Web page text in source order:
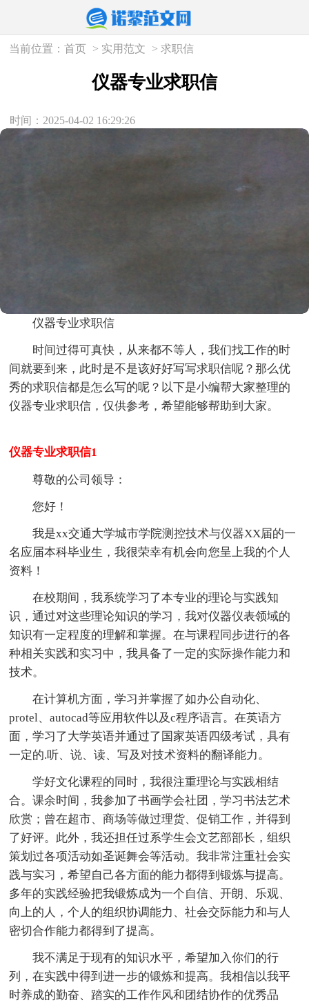
当前位置：首页 > 实用范文 >求职信
仪器专业求职信
时间：2025-04-02 16:29:26
仪器专业求职信
时间过得可真快，从来都不等人，我们找工作的时
间就要到来，此时是不是该好好写写求职信呢？那么优
秀的求职信都是怎么写的呢？以下是小编帮大家整理的
仪器专业求职信，仅供参考，希望能够帮助到大家。
仪器专业求职信1
尊敬的公司领导：
您好！
我是xx交通大学城市学院测控技术与仪器XX届的一
名应届本科毕业生，我很荣幸有机会向您呈上我的个人
资料！
在校期间，我系统学习了本专业的理论与实践知
识，通过对这些理论知识的学习，我对仪器仪表领域的
知识有一定程度的理解和掌握。在与课程同步进行的各
种相关实践和实习中，我具备了一定的实际操作能力和
技术。
在计算机方面，学习并掌握了如办公自动化、
protel、autocad等应用软件以及c程序语言。在英语方
面，学习了大学英语并通过了国家英语四级考试，具有
一定的.听、说、读、写及对技术资料的翻译能力。
学好文化课程的同时，我很注重理论与实践相结
合。课余时间，我参加了书画学会社团，学习书法艺术
欣赏；曾在超市、商场等做过理货、促销工作，并得到
了好评。此外，我还担任过系学生会文艺部部长，组织
策划过各项活动如圣诞舞会等活动。我非常注重社会实
践与实习，希望自己各方面的能力都得到锻炼与提高。
多年的实践经验把我锻炼成为一个自信、开朗、乐观、
向上的人，个人的组织协调能力、社会交际能力和与人
密切合作能力都得到了提高。
我不满足于现有的知识水平，希望加入你们的行
列，在实践中得到进一步的锻炼和提高。我相信以我平
时养成的勤奋、踏实的工作作风和团结协作的优秀品